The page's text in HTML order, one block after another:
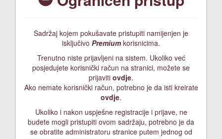
Sadržaj kojem pokušavate pristupiti namijenjen je
isključivo Premiumkorisnicima.
Trenutno niste prijavljeni na sistem. Ukoliko već
posjedujete korisnički račun na stranici, možete se
prijaviti ovdje.
Ako nemate korisnički račun, potrebno je da isti kreirate
ovdje.
Ukoliko i nakon uspješne registracije i prijave, ne
budete mogli pristupiti ovom sadržaju, potrebno je da
se obratite administratoru stranice putem jednog od